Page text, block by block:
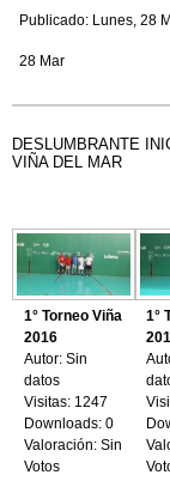
Publicado: Lunes, 28
28 Mar
DESLUMBRANTE
VIÑA DEL MAR
1° Torneo Viña
2016
Autor: Sin
datos
Visitas: 1247
Downloads: 0
Valoración: Sin
Votos
1°